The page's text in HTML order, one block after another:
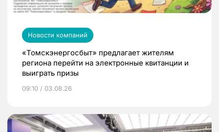
Новости компаний
«Томскэнергосбыт» предлагает жителям
региона перейти на электронные квитанции и
выиграть призы
09:10 / 03.08.26